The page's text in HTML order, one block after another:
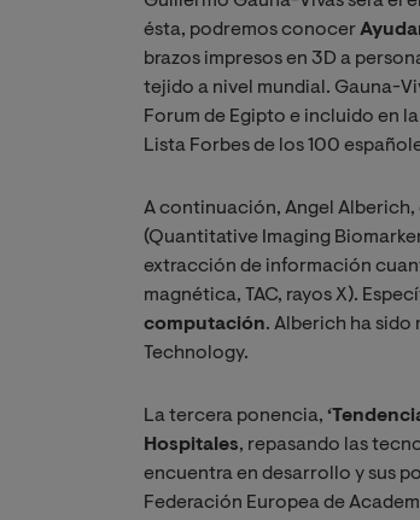
ésta, podremos conocer
brazos impresos en 3D a
tejido a nivel mundial. Gauna-
Forum de Egipto e incluido en
Lista Forbes de los 100
A continuación, Angel
(Quantitative Imaging
extracción de información
magnética, TAC, rayos X).
computación. Alberich ha sido
Technology.
La tercera ponencia,
Hospitales, repasando las
encuentra en desarrollo y sus
Federación Europea de